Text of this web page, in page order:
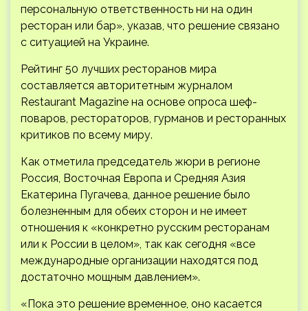
персональную ответственность ни на один
ресторан или бар», указав, что решение связано
с ситуацией на Украине.
Рейтинг 50 лучших ресторанов мира
составляется авторитетным журналом
Restaurant Magazine на основе опроса шеф-
поваров, рестораторов, гурманов и ресторанных
критиков по всему миру.
Как отметила председатель жюри в регионе
Россия, Восточная Европа и Средняя Азия
Екатерина Пугачева, данное решение было
болезненным для обеих сторон и не имеет
отношения к «конкретно русским ресторанам
или к России в целом», так как сегодня «все
международные организации находятся под
достаточно мощным давлением».
«Пока это решение временное, оно касается